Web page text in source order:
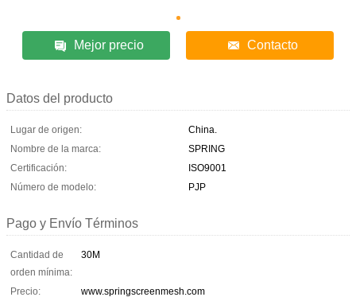
Mejor precio Contacto
Datos del producto
Lugar de origen:
China.
Nombre de la marca:
SPRING
Certificación:
ISO9001
Número de modelo:
PJP
Pago y Envío Términos
Cantidad de
orden mínima:
30M
Precio:
www.springscreenmesh.com